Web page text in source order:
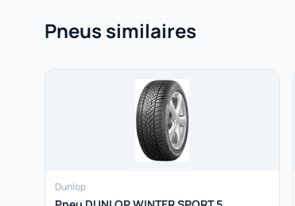
Pneus similaires
Dunlop